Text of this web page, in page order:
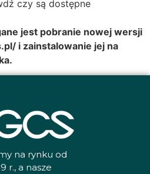
czy są dostępne
jest pobranie nowej wersji
i zainstalowanie jej na
na rynku od
r., a nasze